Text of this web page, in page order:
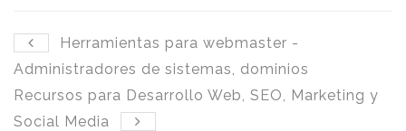
Herramientas para webmaster -
Administradores de sistemas, dominios
Recursos para Desarrollo Web, SEO, Marketing y
Social Media